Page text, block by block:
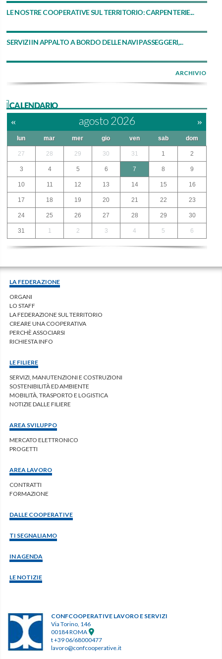
LE NOSTRE COOPERATIVE SUL TERRITORIO: CARPENTERIE...
SERVIZI IN APPALTO A BORDO DELLE NAVI PASSEGGERI,...
ARCHIVIO
ilCALENDARIO
« agosto 2026 »
lun mar mer gio ven sab dom
27 28 29 30 31 1 2
3 4 5 6 7 8 9
10 11 12 13 14 15 16
17 18 19 20 21 22 23
24 25 26 27 28 29 30
31 1 2 3 4 5 6
LA FEDERAZIONE
ORGANI
LO STAFF
LA FEDERAZIONE SUL TERRITORIO
CREARE UNA COOPERATIVA
PERCHÈ ASSOCIARSI
RICHIESTA INFO
LE FILIERE
SERVIZI, MANUTENZIONI E COSTRUZIONI
SOSTENIBILITÀ ED AMBIENTE
MOBILITÀ, TRASPORTO E LOGISTICA
NOTIZIE DALLE FILIERE
AREA SVILUPPO
MERCATO ELETTRONICO
PROGETTI
AREA LAVORO
CONTRATTI
FORMAZIONE
DALLE COOPERATIVE
TI SEGNALIAMO
IN AGENDA
LE NOTIZIE
CONFCOOPERATIVE LAVORO E SERVIZI
Via Torino, 146
00184 ROMA
t +39 06/68000477
lavoro@confcooperative.it